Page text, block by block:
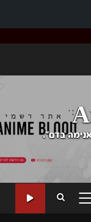
בדם".
PRIMARY